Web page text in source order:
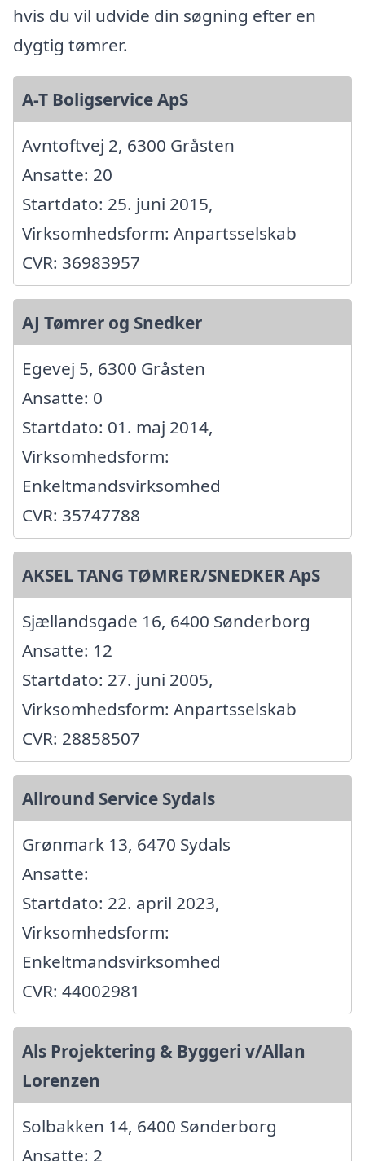
hvis du vil udvide din søgning efter en
dygtig tømrer.
A-T Boligservice ApS
Avntoftvej 2, 6300 Gråsten
Ansatte: 20
Startdato: 25. juni 2015,
Virksomhedsform: Anpartsselskab
CVR: 36983957
AJ Tømrer og Snedker
Egevej 5, 6300 Gråsten
Ansatte: 0
Startdato: 01. maj 2014,
Virksomhedsform:
Enkeltmandsvirksomhed
CVR: 35747788
AKSEL TANG TØMRER/SNEDKER ApS
Sjællandsgade 16, 6400 Sønderborg
Ansatte: 12
Startdato: 27. juni 2005,
Virksomhedsform: Anpartsselskab
CVR: 28858507
Allround Service Sydals
Grønmark 13, 6470 Sydals
Ansatte:
Startdato: 22. april 2023,
Virksomhedsform:
Enkeltmandsvirksomhed
CVR: 44002981
Als Projektering & Byggeri v/Allan
Lorenzen
Solbakken 14, 6400 Sønderborg
Ansatte: 2